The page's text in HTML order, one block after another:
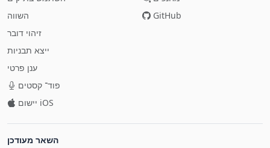
השווה
זיהוי דובר
ייצא תבניות
ענן פרטי
פוד־ קסטים
יישום iOS
GitHub
השאר מעודכן